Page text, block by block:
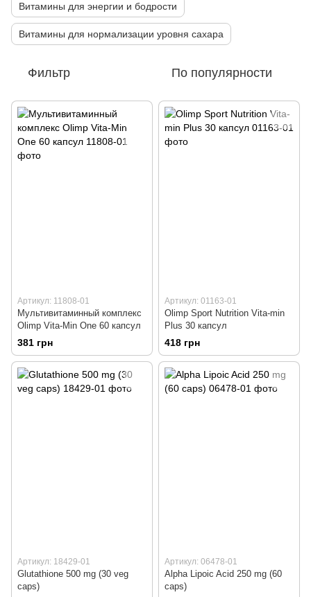
Витамины для энергии и бодрости
Витамины для нормализации уровня сахара
Фильтр По популярности
Артикул: 11808-01
Мультивитаминный комплекс
Olimp Vita-Min One 60 капсул
381 грн
Артикул: 01163-01
Olimp Sport Nutrition Vita-min
Plus 30 капсул
418 грн
Артикул: 18429-01
Glutathione 500 mg (30 veg
caps)
Артикул: 06478-01
Alpha Lipoic Acid 250 mg (60
caps)